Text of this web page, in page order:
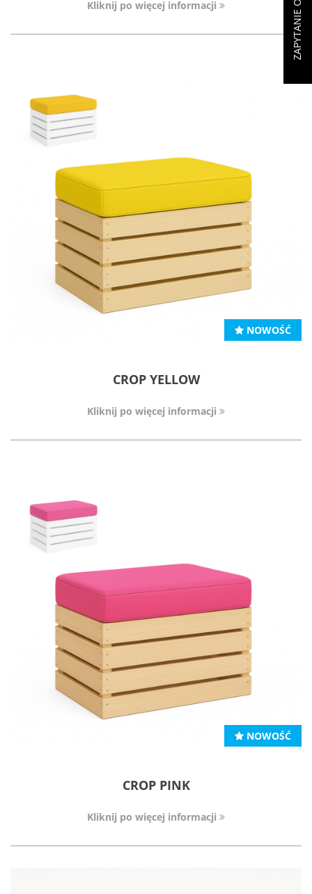
Kliknij po więcej informacji
NOWOŚĆ
CROP YELLOW
Kliknij po więcej informacji
NOWOŚĆ
CROP PINK
Kliknij po więcej informacji